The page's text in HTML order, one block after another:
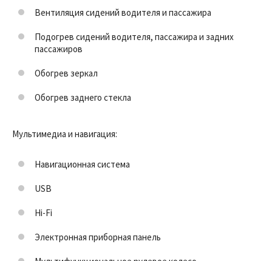
Вентиляция сидений водителя и пассажира
Подогрев сидений водителя, пассажира и задних
пассажиров
Обогрев зеркал
Обогрев заднего стекла
Мультимедиа и навигация:
Навигационная система
USB
Hi-Fi
Электронная приборная панель